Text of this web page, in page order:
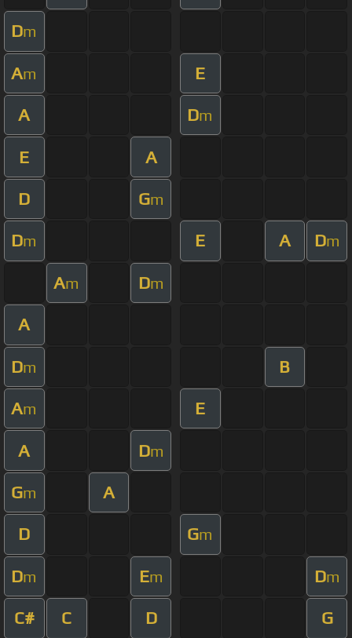
Dm
Am E
A Dm
E A
D Gm
Dm E A Dm
Am Dm
A
Dm B
Am E
A Dm
Gm A
D Gm
Dm Em Dm
C# C D G